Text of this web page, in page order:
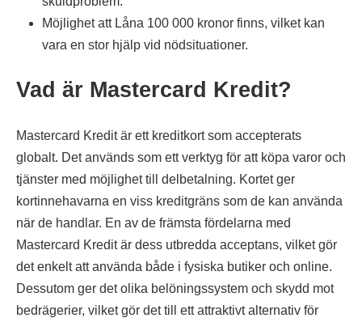
Möjlighet att Låna 100 000 kronor finns, vilket kan
vara en stor hjälp vid nödsituationer.
Vad är Mastercard Kredit?
Mastercard Kredit är ett kreditkort som accepterats
globalt. Det används som ett verktyg för att köpa varor och
tjänster med möjlighet till delbetalning. Kortet ger
kortinnehavarna en viss kreditgräns som de kan använda
när de handlar. En av de främsta fördelarna med
Mastercard Kredit är dess utbredda acceptans, vilket gör
det enkelt att använda både i fysiska butiker och online.
Dessutom ger det olika belöningssystem och skydd mot
bedrägerier, vilket gör det till ett attraktivt alternativ för